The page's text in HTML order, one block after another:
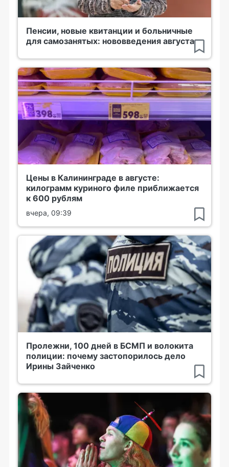
Пенсии, новые квитанции и больничные
для самозанятых: нововведения августа
Цены в Калининграде в августе:
килограмм куриного филе приближается
к 600 рублям
вчера, 09:39
Пролежни, 100 дней в БСМП и волокита
полиции: почему застопорилось дело
Ирины Зайченко